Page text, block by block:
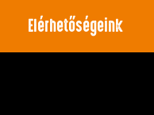
Elérhetőségeink